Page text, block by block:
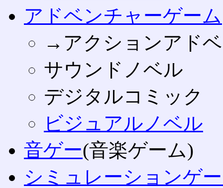
アドベンチャーゲーム
→アクションアド
サウンドノベル
デジタルコミック
ビジュアルノベル
音ゲー(音楽ゲーム)
シミュレーションゲ